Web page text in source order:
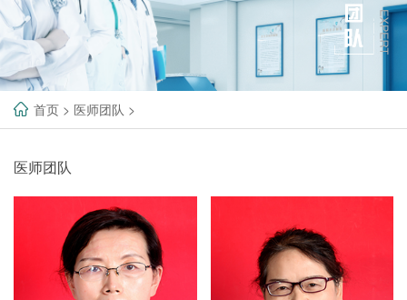
首页 > 医师团队 >
医师团队